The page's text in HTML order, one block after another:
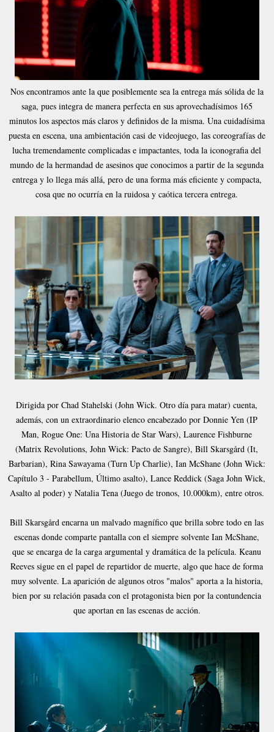
Nos encontramos ante la que posiblemente sea la entrega más sólida de la
saga, pues integra de manera perfecta en sus aprovechadísimos 165
minutos los aspectos más claros y definidos de la misma. Una cuidadísima
puesta en escena, una ambientación casi de videojuego, las coreografías de
lucha tremendamente complicadas e impactantes, toda la iconografia del
mundo de la hermandad de asesinos que conocimos a partir de la segunda
entrega y lo llega más allá, pero de una forma más eficiente y compacta,
cosa que no ocurría en la ruidosa y caótica tercera entrega.
Dirigida por Chad Stahelski (John Wick. Otro día para matar) cuenta,
además, con un extraordinario elenco encabezado por Donnie Yen (IP
Man, Rogue One: Una Historia de Star Wars), Laurence Fishburne
(Matrix Revolutions, John Wick: Pacto de Sangre), Bill Skarsgård (It,
Barbarian), Rina Sawayama (Turn Up Charlie), Ian McShane (John Wick:
Capítulo 3 - Parabellum, Último asalto), Lance Reddick (Saga John Wick,
Asalto al poder) y Natalia Tena (Juego de tronos, 10.000km), entre otros.
Bill Skarsgård encarna un malvado magnífico que brilla sobre todo en las
escenas donde comparte pantalla con el siempre solvente Ian McShane,
que se encarga de la carga argumental y dramática de la película. Keanu
Reeves sigue en el papel de repartidor de muerte, algo que hace de forma
muy solvente. La aparición de algunos otros "malos" aporta a la historia,
bien por su relación pasada con el protagonista bien por la contundencia
que aportan en las escenas de acción.